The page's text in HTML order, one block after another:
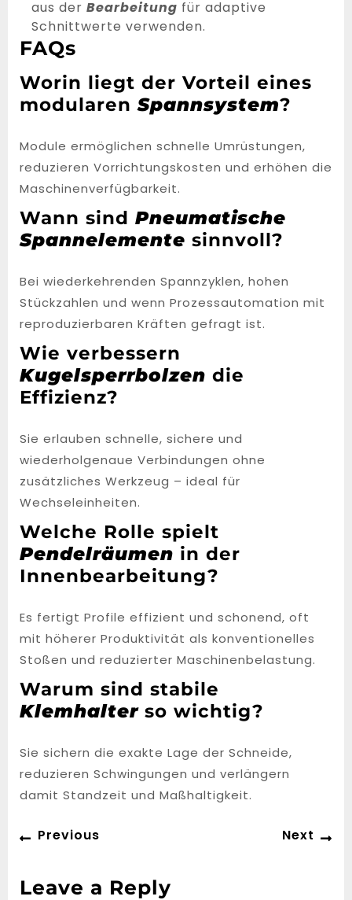
aus der Bearbeitung für adaptive
Schnittwerte verwenden.
FAQs
Worin liegt der Vorteil eines
modularenSpannsystem?
Module ermöglichen schnelle Umrüstungen,
reduzieren Vorrichtungskosten und erhöhen die
Maschinenverfügbarkeit.
Wann sind Pneumatische
Spannelemente sinnvoll?
Bei wiederkehrenden Spannzyklen, hohen
Stückzahlen und wenn Prozessautomation mit
reproduzierbaren Kräften gefragt ist.
Wie verbessern
Kugelsperrbolzen die
Effizienz?
Sie erlauben schnelle, sichere und
wiederholgenaue Verbindungen ohne
zusätzliches Werkzeug – ideal für
Wechseleinheiten.
Welche Rolle spielt
Pendelräumen in der
Innenbearbeitung?
Es fertigt Profile effizient und schonend, oft
mit höherer Produktivität als konventionelles
Stoßen und reduzierter Maschinenbelastung.
Warum sind stabile
Klemhalterso wichtig?
Sie sichern die exakte Lage der Schneide,
reduzieren Schwingungen und verlängern
damit Standzeit und Maßhaltigkeit.
Post
navigation
Previous Next
Leave a Reply